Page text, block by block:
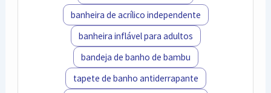
banheira de acrílico independente
banheira inflável para adultos
bandeja de banho de bambu
tapete de banho antiderrapante